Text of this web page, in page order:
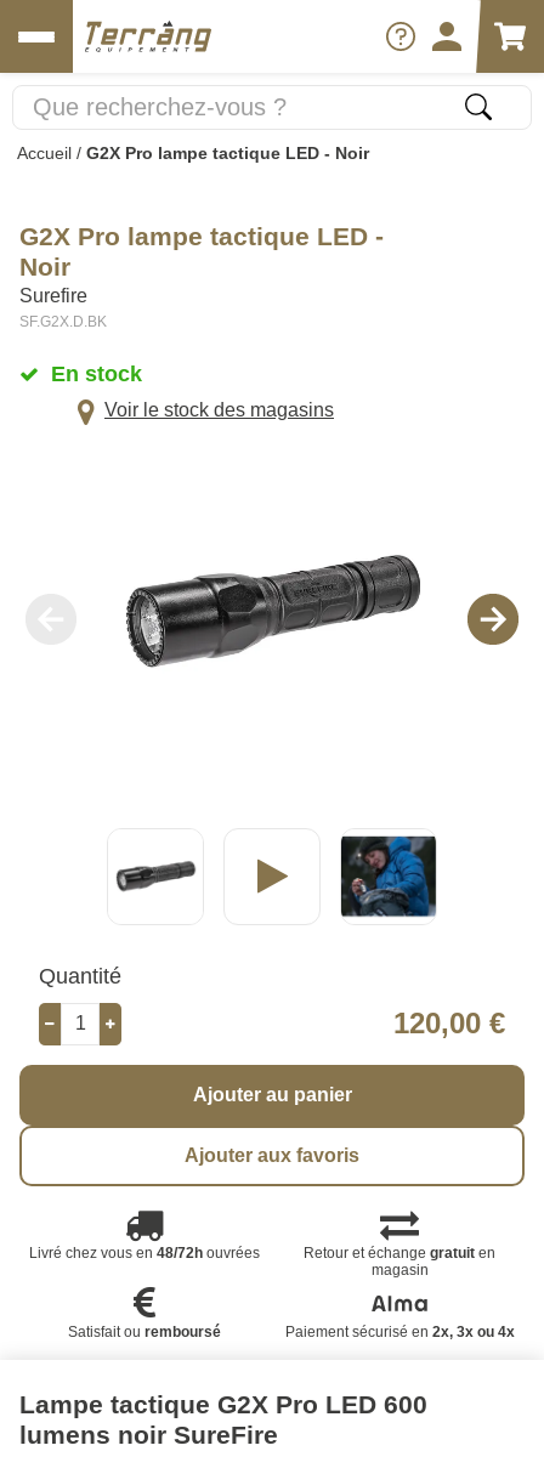
Accueil / G2X Pro lampe tactique LED - Noir
G2X Pro lampe tactique LED -
Noir
Surefire
SF.G2X.D.BK
En stock
Voir le stock des magasins
Quantité
120,00 €
Ajouter au panier
Ajouter aux favoris
Livré chez vous en 48/72houvrées Retour et échangegratuit en
magasin
Satisfait ou remboursé Paiement sécurisé en 2x, 3x ou 4x
Lampe tactique G2X Pro LED 600
lumens noir SureFire